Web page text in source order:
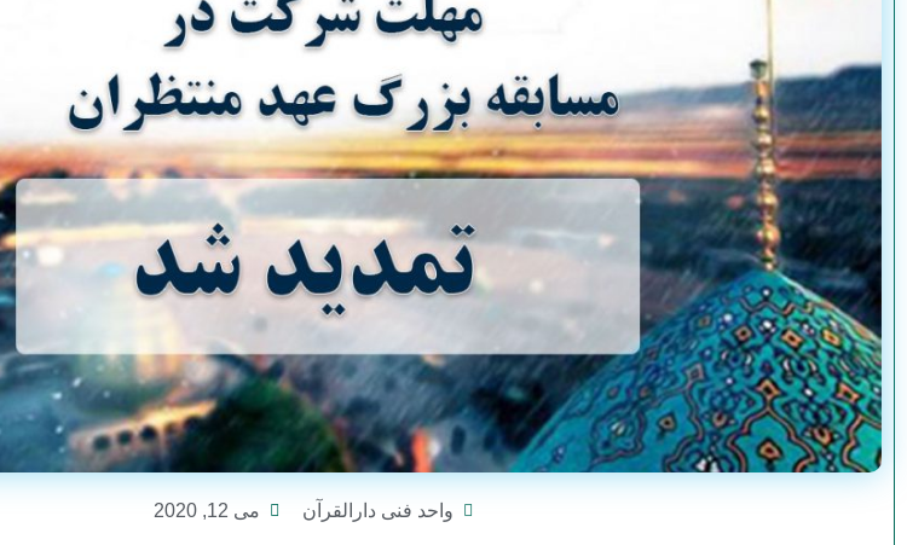
واحد فنی دارالقرآن می 12, 2020